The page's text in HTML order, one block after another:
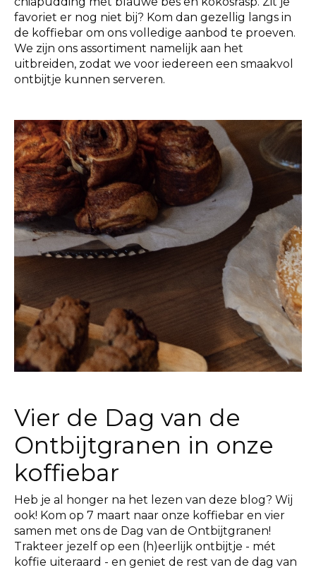
favoriet er nog niet bij? Kom dan gezellig langs in
de koffiebar om ons volledige aanbod te proeven.
We zijn ons assortiment namelijk aan het
uitbreiden, zodat we voor iedereen een smaakvol
ontbijtje kunnen serveren.
Vier de Dag van de
Ontbijtgranen in onze
koffiebar
Heb je al honger na het lezen van deze blog? Wij
ook! Kom op 7 maart naar onze koffiebar en vier
samen met ons de Dag van de Ontbijtgranen!
Trakteer jezelf op een (h)eerlijk ontbijtje - mét
koffie uiteraard - en geniet de rest van de dag van